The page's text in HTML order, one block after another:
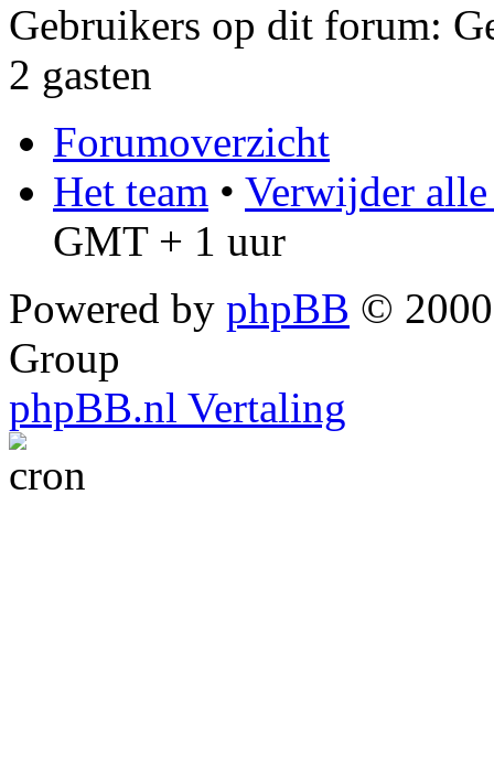
Gebruikers op dit forum:
2 gasten
Forumoverzicht
Het team • Verwijder
GMT + 1 uur
Powered by phpBB ©
Group
phpBB.nl Vertaling